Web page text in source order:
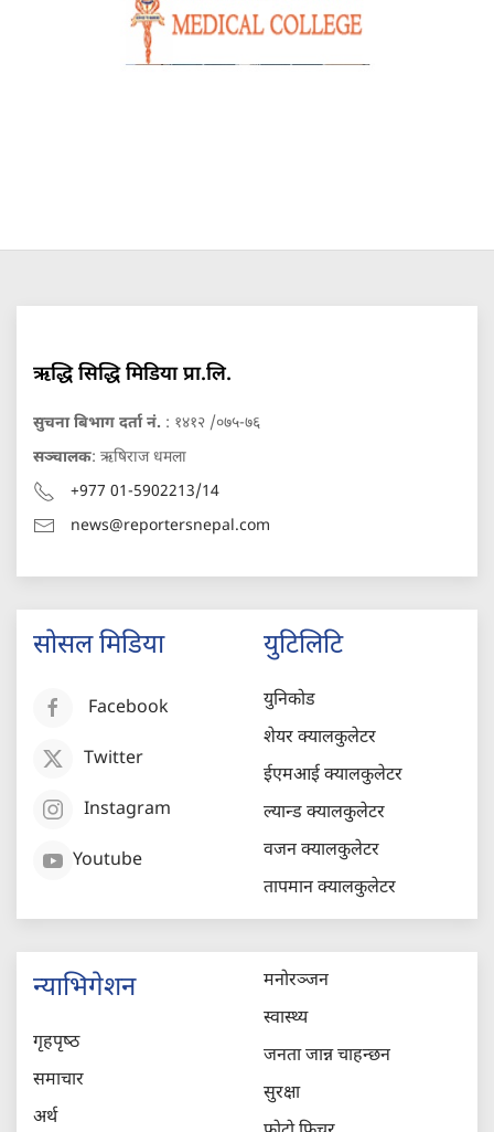
ऋद्धि सिद्धि मिडिया प्रा.लि.
सुचना बिभाग दर्ता नं. : १४१२ /०७५-७६
सञ्चालक: ऋषिराज धमला
+977 01-5902213/14
news@reportersnepal.com
सोसल मिडिया
Facebook
Twitter
Instagram
Youtube
युटिलिटि
युनिकोड
शेयर क्यालकुलेटर
ईएमआई क्यालकुलेटर
ल्यान्ड क्यालकुलेटर
वजन क्यालकुलेटर
तापमान क्यालकुलेटर
न्याभिगेशन
गृहपृष्‍ठ
समाचार
अर्थ
मनोरञ्जन
स्वास्थ्य
जनता जान्न चाहन्छन
सुरक्षा